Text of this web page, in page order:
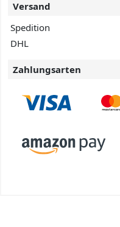
Versand
Spedition
DHL
Zahlungsarten